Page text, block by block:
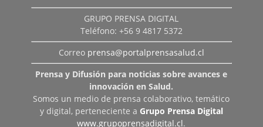
GRUPO PRENSA DIGITAL
Teléfono: +56 9 4817 5372
Correo prensa@portalprensasalud.cl
Prensa y Difusión para noticias sobre avances e
innovación en Salud.
Somos un medio de prensa colaborativo, temático
y digital, perteneciente a Grupo Prensa Digital
www.grupoprensadigital.cl.